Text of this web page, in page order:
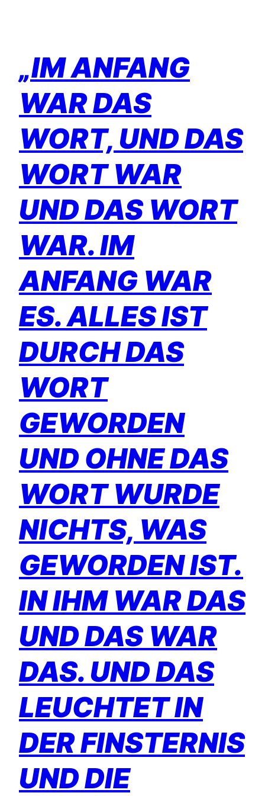
„IM ANFANG
WAR DAS
WORT, UND DAS
WORT WAR
UND DAS WORT
WAR. IM
ANFANG WAR
ES. ALLES IST
DURCH DAS
WORT
GEWORDEN
UND OHNE DAS
WORT WURDE
NICHTS, WAS
GEWORDEN IST.
IN IHM WAR DAS
UND DAS WAR
DAS. UND DAS
LEUCHTET IN
DER FINSTERNIS
UND DIE